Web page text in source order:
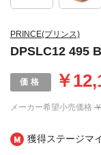
獲得ステージマ
PRINCE(プリンス)
DPSLC12 495
メーカー希望小売価格
￥